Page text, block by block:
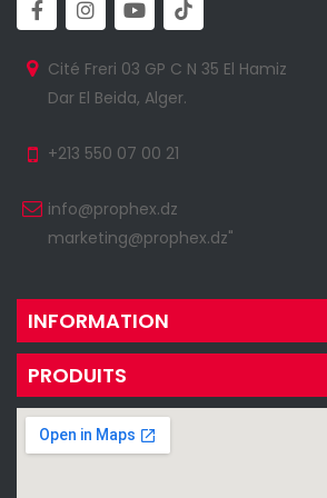
Cité Freri 03 GP C N 35 El Hamiz
Dar El Beida, Alger.
+213 550 07 00 21
info@prophex.dz
marketing@prophex.dz"
INFORMATION
PRODUITS